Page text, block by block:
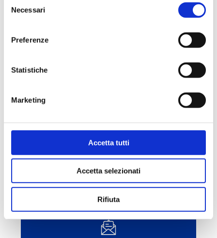
delNecessari
Preferenze
Statistiche
Marketing
Accetta tutti
Accetta selezionati
Rifiuta
FIRMATO IL LETTONE GRAZULIS
29 Luglio 2026